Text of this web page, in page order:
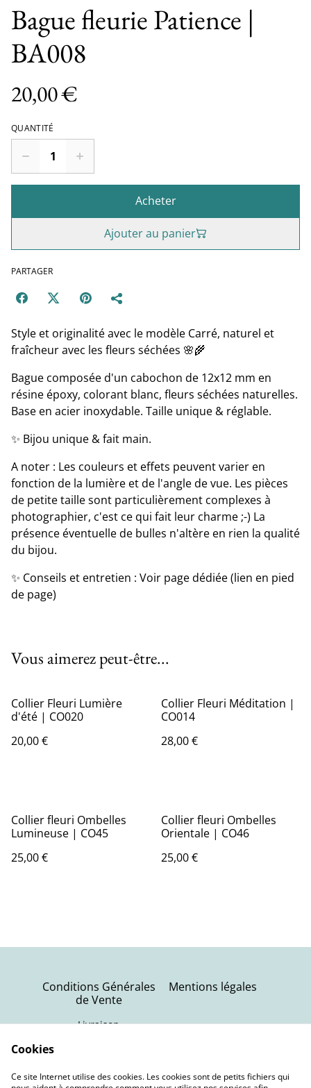
Bague fleurie Patience |
BA008
20,00 €
QUANTITÉ
Acheter
Ajouter au panier
PARTAGER
Style et originalité avec le modèle Carré, naturel et
fraîcheur avec les fleurs séchées 🌸🌾
Bague composée d'un cabochon de 12x12 mm en
résine époxy, colorant blanc, fleurs séchées naturelles.
Base en acier inoxydable. Taille unique & réglable.
✨ Bijou unique & fait main.
A noter : Les couleurs et effets peuvent varier en
fonction de la lumière et de l'angle de vue. Les pièces
de petite taille sont particulièrement complexes à
photographier, c'est ce qui fait leur charme ;-) La
présence éventuelle de bulles n'altère en rien la qualité
du bijou.
✨ Conseils et entretien : Voir page dédiée (lien en pied
de page)
Vous aimerez peut-être...
Collier Fleuri Lumière
d'été | CO020
20,00 €
Collier Fleuri Méditation |
CO014
28,00 €
Collier fleuri Ombelles
Lumineuse | CO45
25,00 €
Collier fleuri Ombelles
Orientale | CO46
25,00 €
Conditions Générales
de Vente
Livraison
Mentions légales
Politique de cookies
Cookies
Ce site Internet utilise des cookies. Les cookies sont de petits fichiers qui